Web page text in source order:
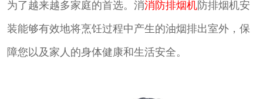
为了越来越多家庭的首选。消消防排烟机防排烟机安
装能够有效地将烹饪过程中产生的油烟排出室外，保
障您以及家人的身体健康和生活安全。